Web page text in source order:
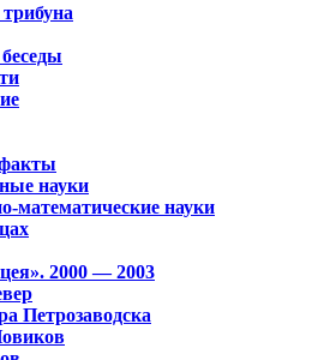
науки
математические науки
2000 — 2003
Петрозаводска